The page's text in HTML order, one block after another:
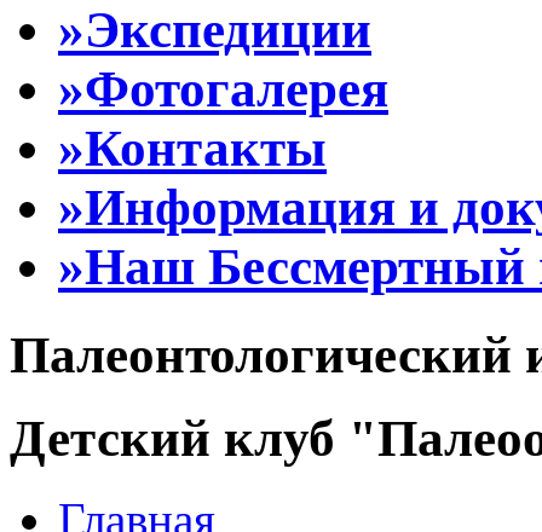
»Экспедиции
»Фотогалерея
»Контакты
»Информация и
»Наш Бессмертный
Палеонтологический
Детский клуб
Главная